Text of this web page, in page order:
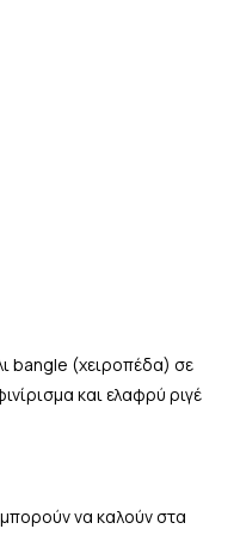
bangle (χειροπέδα) σε
και ελαφρύ ριγέ
να καλούν στα